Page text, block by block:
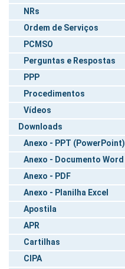
NRs
Ordem de Serviços
PCMSO
Perguntas e Respostas
PPP
Procedimentos
Vídeos
Downloads
Anexo - PPT (PowerPoint)
Anexo - Documento Word
Anexo - PDF
Anexo - Planilha Excel
Apostila
APR
Cartilhas
CIPA